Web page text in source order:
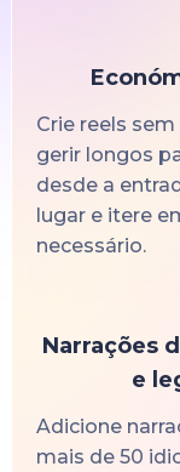
Crie reels
gerir longos
desde a
lugar e itere
necessário.
Narrações
e
Adicione
mais de 50